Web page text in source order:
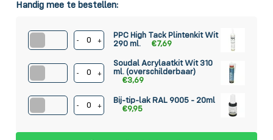
Handig mee te bestellen:
- +
PPC High Tack Plintenkit Wit
290 ml.
€7,69
- +
Soudal Acrylaatkit Wit 310
ml. (overschilderbaar)
€3,69
- +
Bij-tip-lak RAL 9005 - 20ml
€9,95